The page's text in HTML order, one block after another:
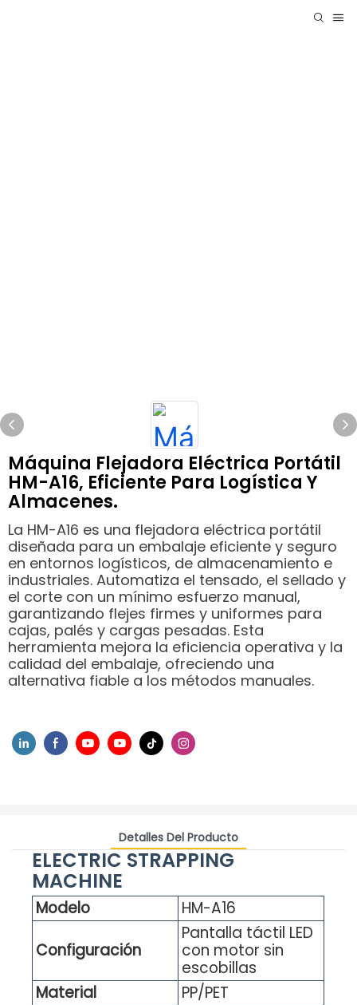
Máquina Flejadora Eléctrica Portátil
HM-A16, Eficiente Para Logística Y
Almacenes.
La HM-A16 es una flejadora eléctrica portátil
diseñada para un embalaje eficiente y seguro
en entornos logísticos, de almacenamiento e
industriales. Automatiza el tensado, el sellado y
el corte con un mínimo esfuerzo manual,
garantizando flejes firmes y uniformes para
cajas, palés y cargas pesadas. Esta
herramienta mejora la eficiencia operativa y la
calidad del embalaje, ofreciendo una
alternativa fiable a los métodos manuales.
Detalles Del Producto
ELECTRIC STRAPPING
MACHINE
Modelo
HM-A16
Configuración
Pantalla táctil LED
con motor sin
escobillas
Material
PP/PET